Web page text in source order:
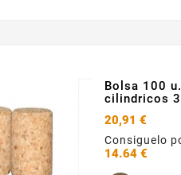
Bolsa 100
cilindricos
20,91 €
Consiguelo
14.64 €